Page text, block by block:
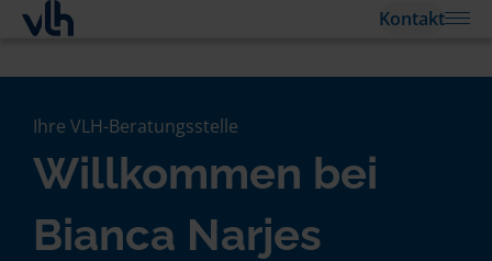
Kontakt
Ihre VLH-Beratungsstelle
Willkommen bei
Bianca Narjes